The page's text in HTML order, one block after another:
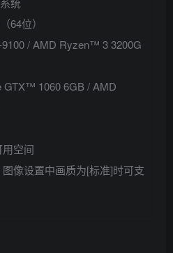
64位）
/ AMD Ryzen™ 3 3200G
GTX™ 1060 6GB / AMD
空间
像设置中画质为[标准]时可支